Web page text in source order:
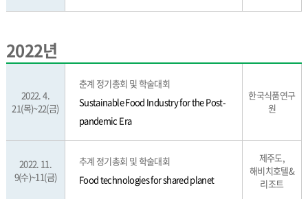
2022년
2022. 4.
21(목)~22(금)
춘계 정기총회 및 학술대회
Sustainable Food Industry for the Post-
pandemic Era
한국식품연구
원
2022. 11.
9(수)~11(금)
추계 정기총회 및 학술대회
Food technologies for shared planet
제주도,
해비치호텔&
리조트